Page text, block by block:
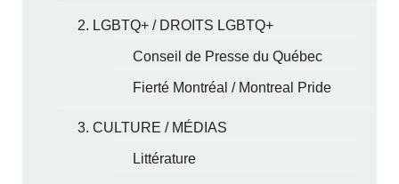
2. LGBTQ+ / DROITS LGBTQ+
Conseil de Presse du Québec
Fierté Montréal / Montreal Pride
3. CULTURE / MÉDIAS
Littérature